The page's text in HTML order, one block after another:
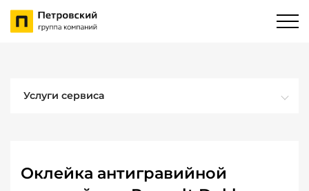
Услуги сервиса
Оклейка антигравийной